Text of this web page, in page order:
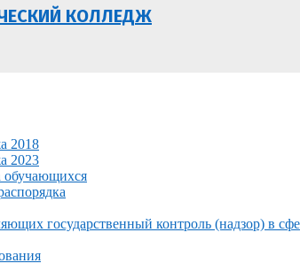
КОЛЛЕДЖ
2018
2023
обучающихся
государственный контроль (надзор) в